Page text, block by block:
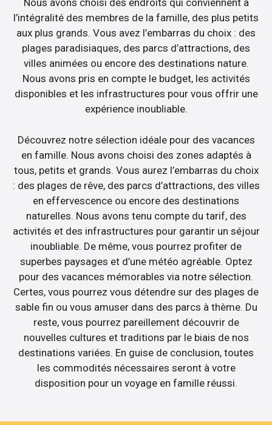
Nous avons choisi des endroits qui conviennent à
l’intégralité des membres de la famille, des plus petits
aux plus grands. Vous avez l’embarras du choix : des
plages paradisiaques, des parcs d’attractions, des
villes animées ou encore des destinations nature.
Nous avons pris en compte le budget, les activités
disponibles et les infrastructures pour vous offrir une
expérience inoubliable.
Découvrez notre sélection idéale pour des vacances
en famille. Nous avons choisi des zones adaptés à
tous, petits et grands. Vous aurez l’embarras du choix
: des plages de rêve, des parcs d’attractions, des villes
en effervescence ou encore des destinations
naturelles. Nous avons tenu compte du tarif, des
activités et des infrastructures pour garantir un séjour
inoubliable. De même, vous pourrez profiter de
superbes paysages et d’une météo agréable. Optez
pour des vacances mémorables via notre sélection.
Certes, vous pourrez vous détendre sur des plages de
sable fin ou vous amuser dans des parcs à thème. Du
reste, vous pourrez pareillement découvrir de
nouvelles cultures et traditions par le biais de nos
destinations variées. En guise de conclusion, toutes
les commodités nécessaires seront à votre
disposition pour un voyage en famille réussi.